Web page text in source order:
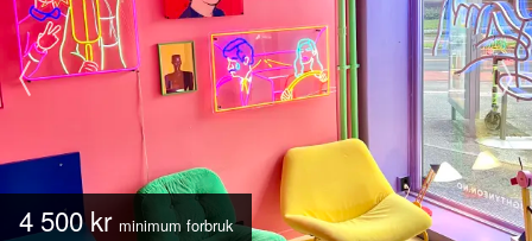
4 500 kr minimum forbruk